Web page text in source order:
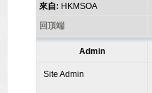
來自: HKMSOA
回頂端
Admin
Site Admin